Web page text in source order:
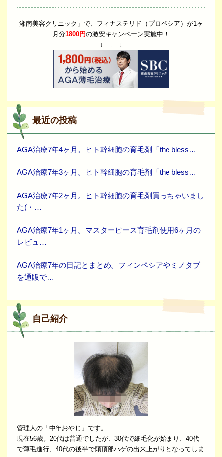
湘南美容クリニック」で、フィナステリド（プロペシア）が1ヶ
月分1800円の激安キャンペーン実施中！
↓ ↓ ↓
最近の投稿
AGA治療7年4ヶ月。ヒト幹細胞の育毛剤「the bless…
AGA治療7年3ヶ月。ヒト幹細胞の育毛剤「the bless…
AGA治療7年2ヶ月。ヒト幹細胞の育毛剤買っちゃいまし
た(・…
AGA治療7年1ヶ月。マスターピース育毛剤使用6ヶ月の
レビュ…
AGA治療7年の日記とまとめ。フィンペシアやミノタブ
を通販で…
自己紹介
管理人の「中年おやじ」です。
現在56歳。20代は普通でしたが、30代で細毛化が始まり、40代
で薄毛進行、40代の後半で頭頂部ハゲの出来上がりとなってしま